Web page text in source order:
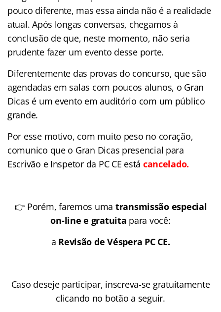
pouco diferente, mas essa ainda não é a realidade
atual. Após longas conversas, chegamos à
conclusão de que, neste momento, não seria
prudente fazer um evento desse porte.
Diferentemente das provas do concurso, que são
agendadas em salas com poucos alunos, o Gran
Dicas é um evento em auditório com um público
grande.
Por esse motivo, com muito peso no coração,
comunico que o Gran Dicas presencial para
Escrivão e Inspetor da PC CE está cancelado.
👉 Porém, faremos uma transmissão especial
on-line e gratuita para você:
a Revisão de Véspera PC CE.
Caso deseje participar, inscreva-se gratuitamente
clicando no botão a seguir.